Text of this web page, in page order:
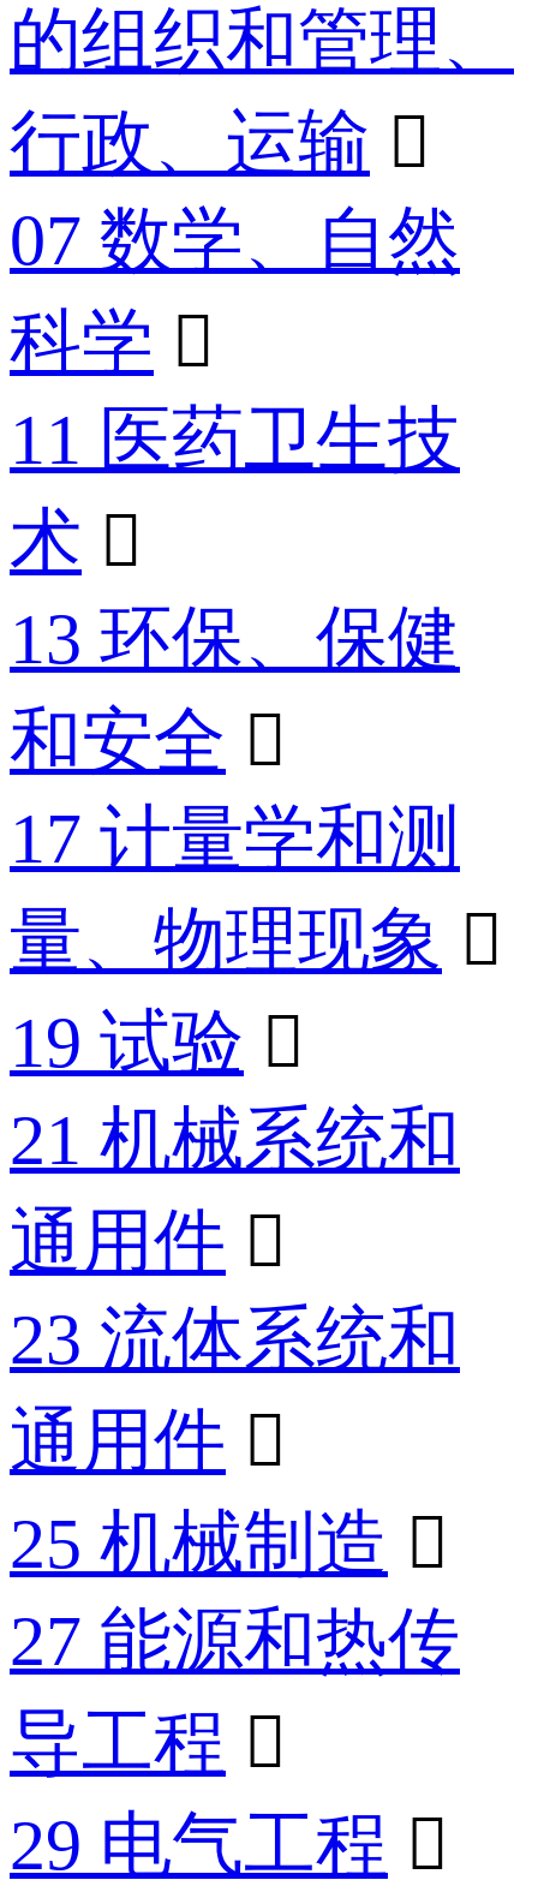
的组织和管理、
行政、运输 
07 数学、自然
科学 
11 医药卫生技
术 
13 环保、保健
和安全 
17 计量学和测
量、物理现象 
19 试验 
21 机械系统和
通用件 
23 流体系统和
通用件 
25 机械制造 
27 能源和热传
导工程 
29 电气工程 